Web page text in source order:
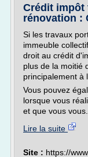
Crédit impôt
rénovation :
Si les travaux
immeuble
droit au crédit
plus de la moitié
principalement à
Vous pouvez
lorsque vous
et que vous vous...
Lire la suite
Site : https://